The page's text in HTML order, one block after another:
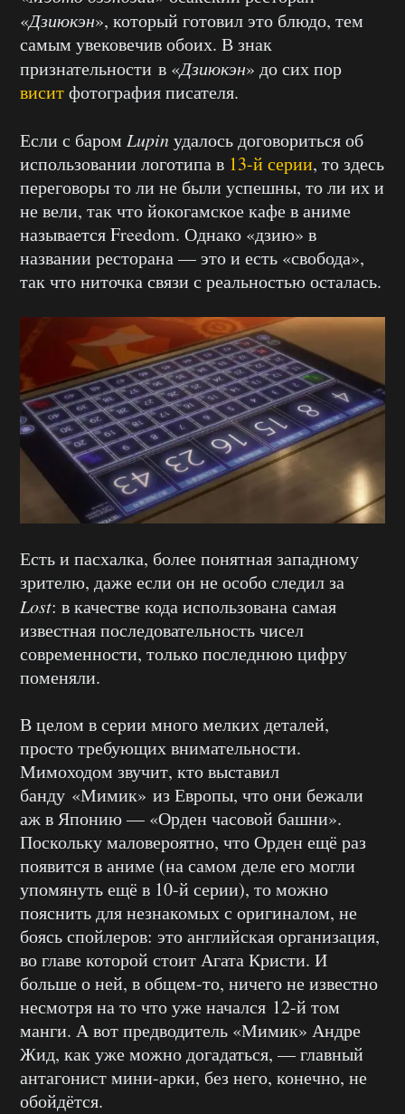
«Дзиюкэн», который готовил это блюдо, тем
самым увековечив обоих. В знак
признательности в «Дзиюкэн» до сих пор
виситфотография писателя.
Если с баром Lupinудалось договориться об
использовании логотипа в 13-й серии, то здесь
переговоры то ли не были успешны, то ли их и
не вели, так что йокогамское кафе в аниме
называется Freedom. Однако «дзию» в
названии ресторана — это и есть «свобода»,
так что ниточка связи с реальностью осталась.
Есть и пасхалка, более понятная западному
зрителю, даже если он не особо следил за
Lost: в качестве кода использована самая
известная последовательность чисел
современности, только последнюю цифру
поменяли.
В целом в серии много мелких деталей,
просто требующих внимательности.
Мимоходом звучит, кто выставил
банду «Мимик» из Европы, что они бежали
аж в Японию — «Орден часовой башни».
Поскольку маловероятно, что Орден ещё раз
появится в аниме (на самом деле его могли
упомянуть ещё в 10-й серии), то можно
пояснить для незнакомых с оригиналом, не
боясь спойлеров: это английская организация,
во главе которой стоит Агата Кристи. И
больше о ней, в общем-то, ничего не известно
несмотря на то что уже начался 12-й том
манги. А вот предводитель «Мимик» Андре
Жид, как уже можно догадаться, — главный
антагонист мини-арки, без него, конечно, не
обойдётся.